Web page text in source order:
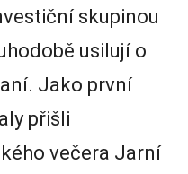
skupinou
usilují o
Jako první
přišli
večera Jarní